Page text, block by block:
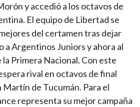
y accedió a los octavos de
El equipo de Libertad se
del certamen tras dejar
a Argentinos Juniors y ahora al
la Primera Nacional. Con este
rival en octavos de final
de Tucumán. Para el
representa su mejor campaña